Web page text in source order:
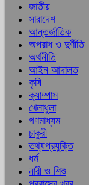
জাতীয়
সারাদেশ
আন্তর্জাতিক
অপরাধ ও দুর্ণীতি
অর্থনীতি
আইন আদালত
কৃষি
ক্যাম্পাস
খেলাধুলা
গণমাধ্যম
চাকুরী
তথ্যপ্রযুক্তি
ধর্ম
নারী ও শিশু